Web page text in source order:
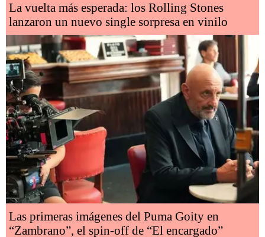
La vuelta más esperada: los Rolling Stones
lanzaron un nuevo single sorpresa en vinilo
Las primeras imágenes del Puma Goity en
“Zambrano”, el spin-off de “El encargado”